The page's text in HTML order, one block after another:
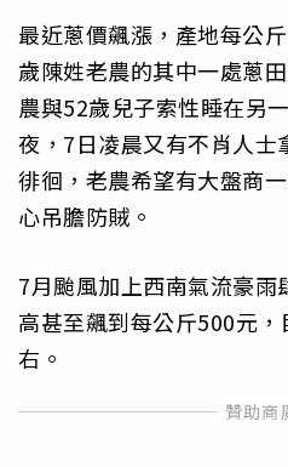
最近蔥價飆漲，產地每公
歲陳姓老農的其中一處蔥
農與52歲兒子索性睡在另
夜，7日凌晨又有不肖人士
徘徊，老農希望有大盤商
心吊膽防賊。
7月颱風加上西南氣流豪雨
高甚至飆到每公斤500元
右。